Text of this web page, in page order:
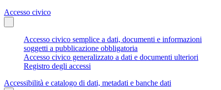
Accesso civico
Accesso civico semplice a dati, documenti e informazioni
soggetti a pubblicazione obbligatoria
Accesso civico generalizzato a dati e documenti ulteriori
Registro degli accessi
Accessibilità e catalogo di dati, metadati e banche dati